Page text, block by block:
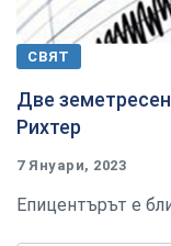
СВЯТ
Две
Рихтер
7 Януари, 2023
Епицентърът е